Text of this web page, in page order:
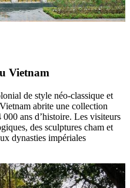
Vietnam
de style néo-classique et
abrite une collection
ans d’histoire. Les visiteurs
des sculptures cham et
dynasties impériales